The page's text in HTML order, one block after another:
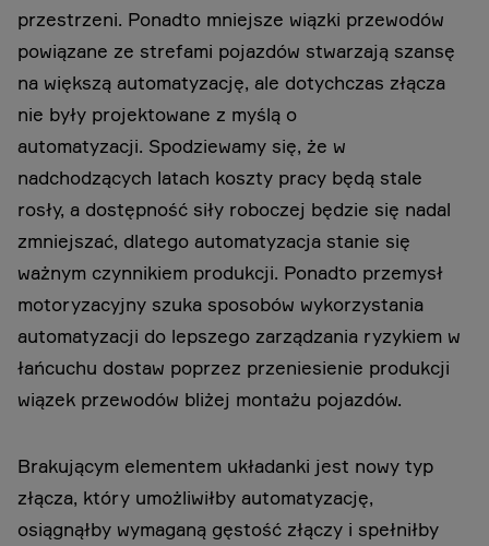
przestrzeni. Ponadto mniejsze wiązki przewodów
powiązane ze strefami pojazdów stwarzają szansę
na większą automatyzację, ale dotychczas złącza
nie były projektowane z myślą o
automatyzacji. Spodziewamy się, że w
nadchodzących latach koszty pracy będą stale
rosły, a dostępność siły roboczej będzie się nadal
zmniejszać, dlatego automatyzacja stanie się
ważnym czynnikiem produkcji. Ponadto przemysł
motoryzacyjny szuka sposobów wykorzystania
automatyzacji do lepszego zarządzania ryzykiem w
łańcuchu dostaw poprzez przeniesienie produkcji
wiązek przewodów bliżej montażu pojazdów.
Brakującym elementem układanki jest nowy typ
złącza, który umożliwiłby automatyzację,
osiągnąłby wymaganą gęstość złączy i spełniłby